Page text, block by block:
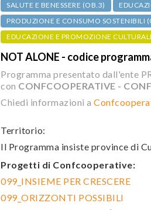
SALUTE E BENESSERE (OB.3)
PRODUZIONE E CONSUMO SOSTENIBILI
EDUCAZIONE E PROMOZIONE
NOT ALONE - codice
Programma presentato dall'ente
con CONFCOOPERATIVE -
Chiedi informazioni a
Territorio:
Il Programma insiste province di
Progetti di Confcooperative:
099_INSIEME PER CRESCERE
099_ORIZZONTI POSSIBILI